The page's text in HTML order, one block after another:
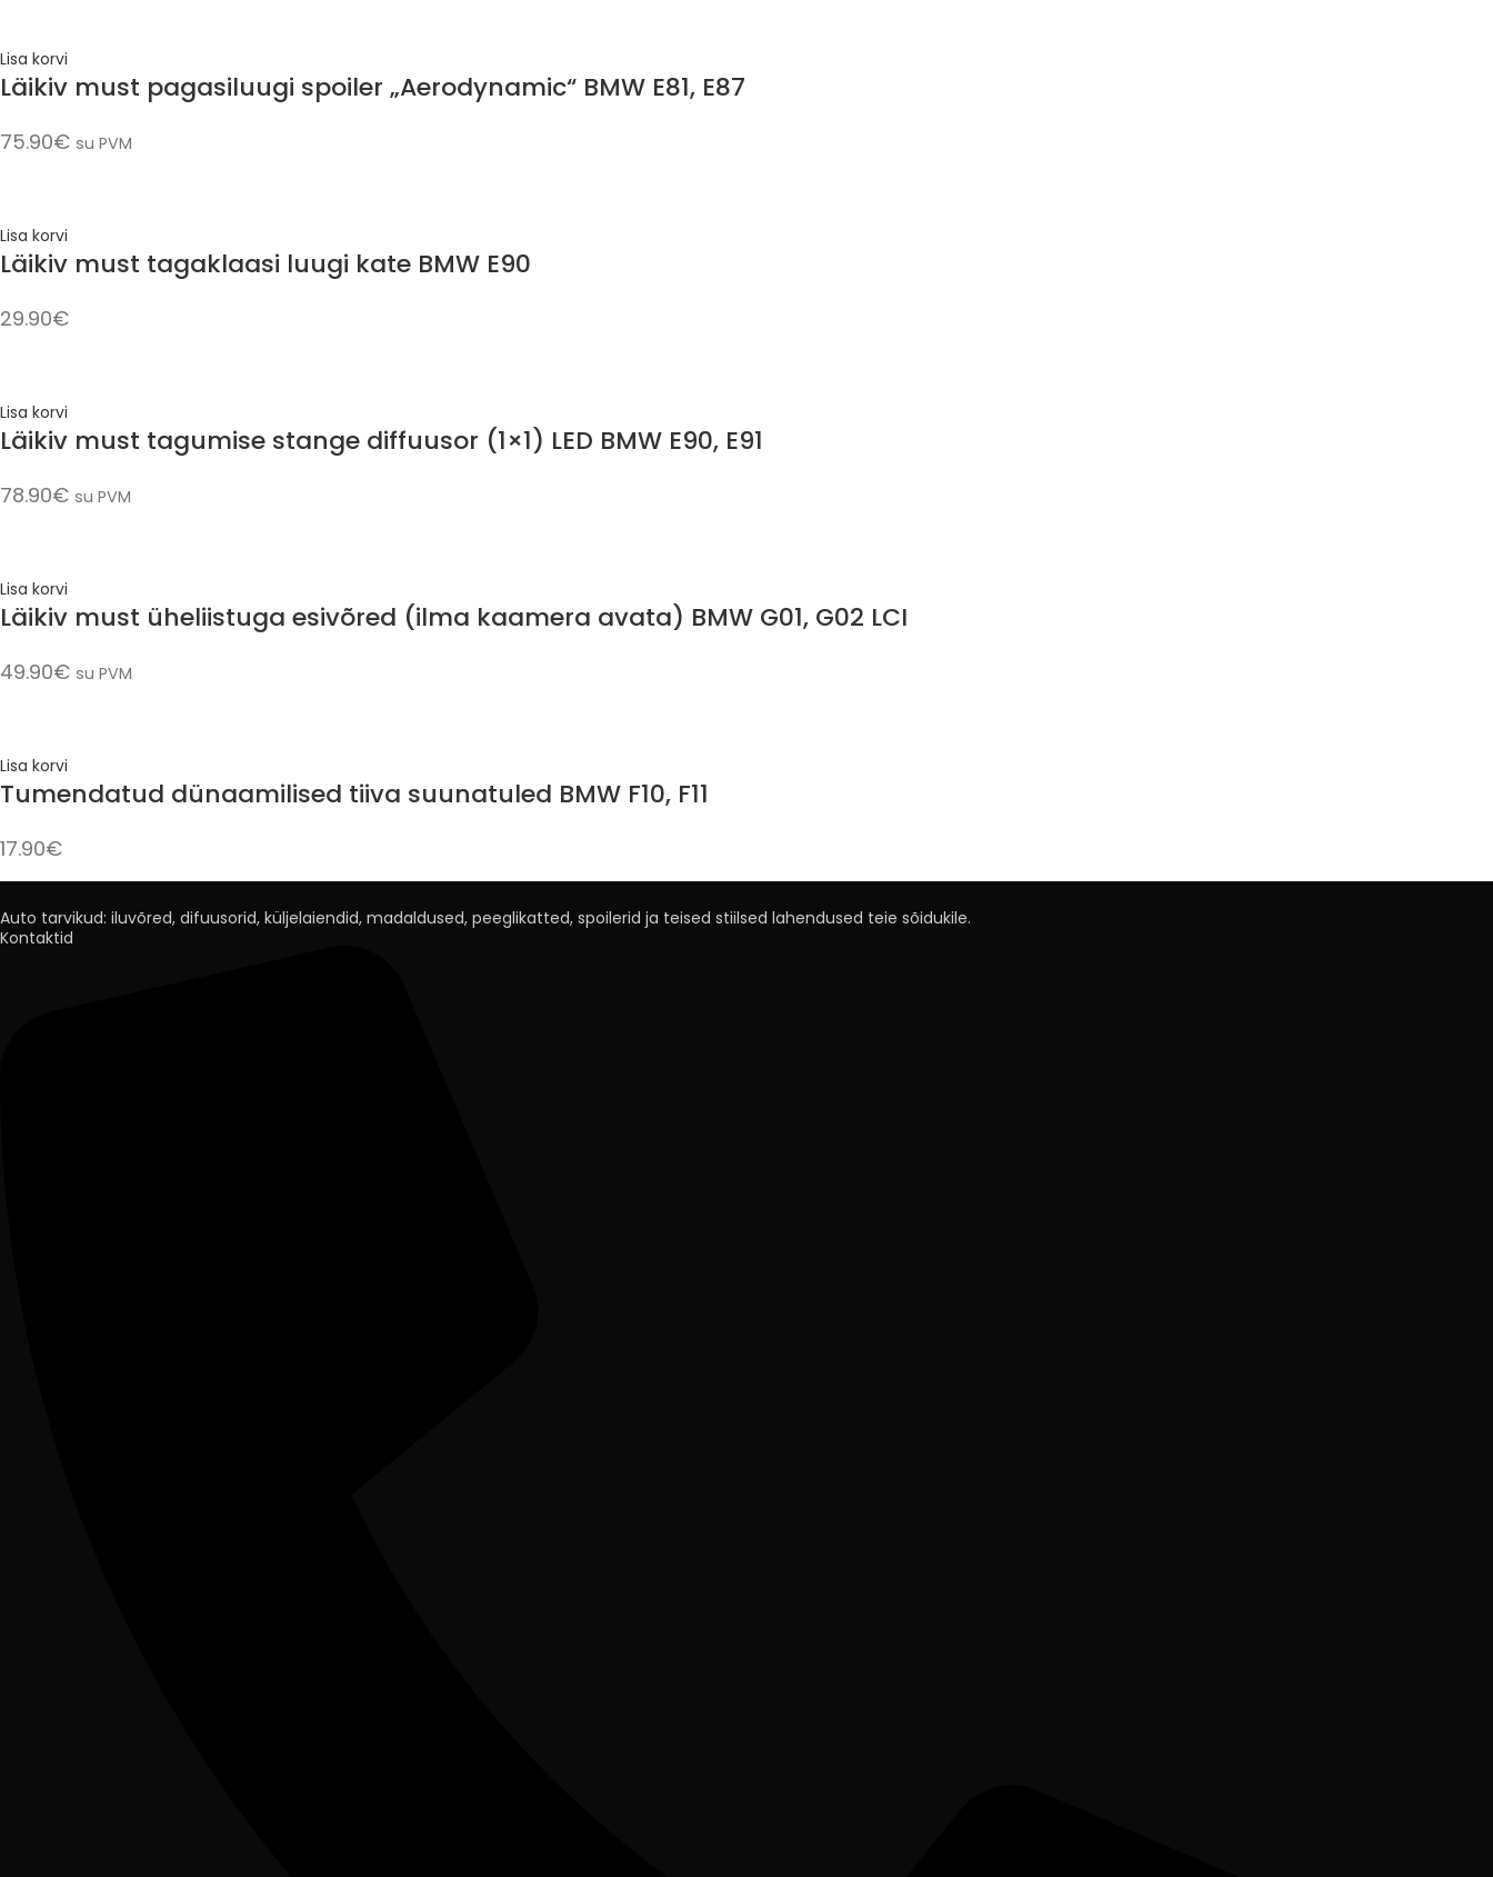
Lisa korvi
Läikiv must pagasiluugi spoiler „Aerodynamic“ BMW E81, E87
75.90€ su PVM
Lisa korvi
Läikiv must tagaklaasi luugi kate BMW E90
29.90€
Lisa korvi
Läikiv must tagumise stange diffuusor (1×1) LED BMW E90, E91
78.90€ su PVM
Lisa korvi
Läikiv must üheliistuga esivõred (ilma kaamera avata) BMW G01, G02 LCI
49.90€ su PVM
Lisa korvi
Tumendatud dünaamilised tiiva suunatuled BMW F10, F11
17.90€
Auto tarvikud: iluvõred, difuusorid, küljelaiendid, madaldused, peeglikatted, spoilerid ja teised stiilsed lahendused teie sõidukile.
Kontaktid